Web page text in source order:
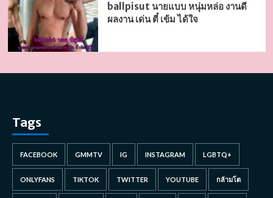
ballpisut นายแบบ หนุ่มหล่อ งานดี
ผลงาน เด่น ตี๋ เข้ม ได้ใจ
Tags
FACEBOOK GMMTV IG INSTAGRAM LGBTQ+
ONLYFANS TIKTOK TWITTER YOUTUBE กล้ามโต